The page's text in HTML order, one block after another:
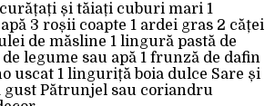
și tăiați cuburi mari 1
3 roșii coapte 1 ardei gras 2 căței
de măsline 1 lingură pastă de
legume sau apă 1 frunză de dafin
uscat 1 linguriță boia dulce Sare și
Pătrunjel sau coriandru